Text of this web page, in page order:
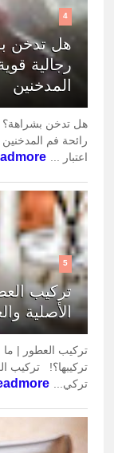
4
رجالية
المدخنين
رائحة فم
اعتبار ...
5
تركيب
الأصلية
تركيب العطور | ما
تركيبها؟! تركيب
تركي...